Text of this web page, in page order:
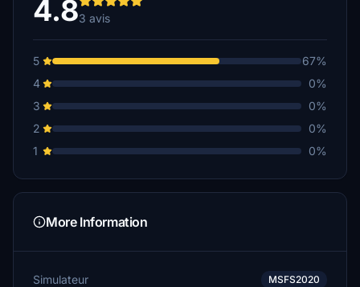
4.83 avis
5
67%
4
0%
3
0%
2
0%
1
0%
More Information
Simulateur MSFS2020